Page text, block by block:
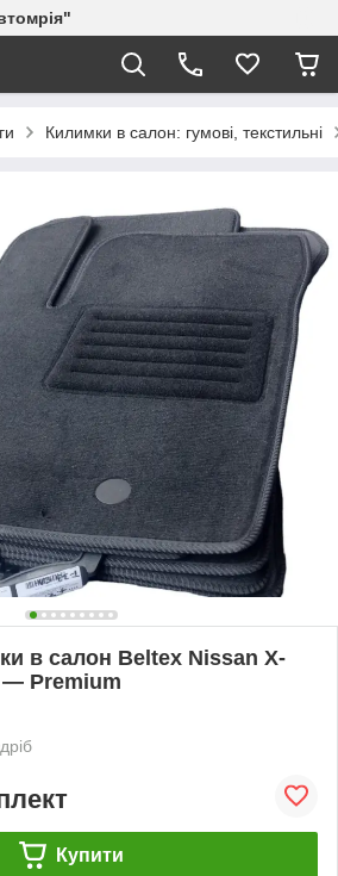
Килимки в салон: гумові, текстильні
в салон Beltex Nissan X-
— Premium
Купити